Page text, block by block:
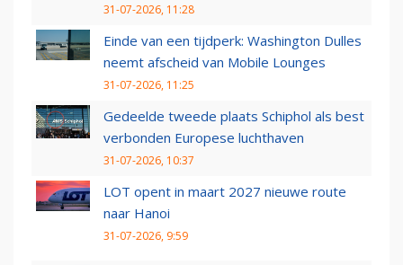
31-07-2026, 11:28
Einde van een tijdperk: Washington Dulles
neemt afscheid van Mobile Lounges
31-07-2026, 11:25
Gedeelde tweede plaats Schiphol als best
verbonden Europese luchthaven
31-07-2026, 10:37
LOT opent in maart 2027 nieuwe route
naar Hanoi
31-07-2026, 9:59